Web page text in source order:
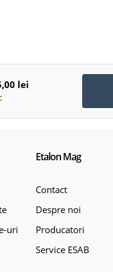
lei
uri
Etalon Mag
Contact
Despre noi
Producatori
Service ESAB